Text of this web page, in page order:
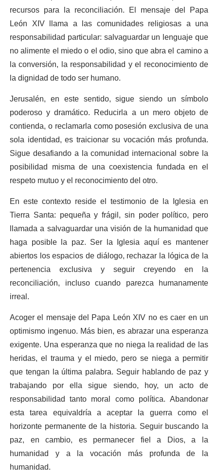
recursos para la reconciliación. El mensaje del Papa
León XIV llama a las comunidades religiosas a una
responsabilidad particular: salvaguardar un lenguaje que
no alimente el miedo o el odio, sino que abra el camino a
la conversión, la responsabilidad y el reconocimiento de
la dignidad de todo ser humano.
Jerusalén, en este sentido, sigue siendo un símbolo
poderoso y dramático. Reducirla a un mero objeto de
contienda, o reclamarla como posesión exclusiva de una
sola identidad, es traicionar su vocación más profunda.
Sigue desafiando a la comunidad internacional sobre la
posibilidad misma de una coexistencia fundada en el
respeto mutuo y el reconocimiento del otro.
En este contexto reside el testimonio de la Iglesia en
Tierra Santa: pequeña y frágil, sin poder político, pero
llamada a salvaguardar una visión de la humanidad que
haga posible la paz. Ser la Iglesia aquí es mantener
abiertos los espacios de diálogo, rechazar la lógica de la
pertenencia exclusiva y seguir creyendo en la
reconciliación, incluso cuando parezca humanamente
irreal.
Acoger el mensaje del Papa León XIV no es caer en un
optimismo ingenuo. Más bien, es abrazar una esperanza
exigente. Una esperanza que no niega la realidad de las
heridas, el trauma y el miedo, pero se niega a permitir
que tengan la última palabra. Seguir hablando de paz y
trabajando por ella sigue siendo, hoy, un acto de
responsabilidad tanto moral como política. Abandonar
esta tarea equivaldría a aceptar la guerra como el
horizonte permanente de la historia. Seguir buscando la
paz, en cambio, es permanecer fiel a Dios, a la
humanidad y a la vocación más profunda de la
humanidad.